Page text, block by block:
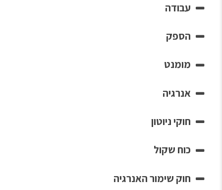
עבודה
הספק
מומנט
אנרגיה
חוקי ניוטון
כוח שקול
חוק שימור האנרגיה